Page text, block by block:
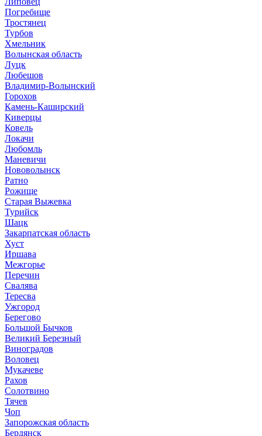
Погребище
Тростянец
Турбов
Хмельник
Волынская область
Луцк
Любешов
Владимир-Волынский
Горохов
Камень-Каширский
Киверцы
Ковель
Локачи
Любомль
Маневичи
Нововолынск
Ратно
Рожище
Старая Выжевка
Турийск
Шацк
Закарпатская область
Хуст
Иршава
Межгорье
Перечин
Свалява
Тересва
Ужгород
Берегово
Большой Бычков
Великий Березный
Виноградов
Воловец
Мукачеве
Рахов
Солотвино
Тячев
Чоп
Запорожская область
Бердянск